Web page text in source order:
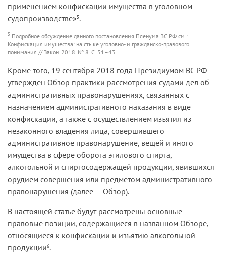
применением конфискации имущества в уголовном
судопроизводстве»5.
5 Подробное обсуждение данного постановления Пленума ВС РФ см.:
Конфискация имущества: на стыке уголовно- и гражданско-правового
понимания // Закон. 2018. № 8. С. 31–43.
Кроме того, 19 сентября 2018 года Президиумом ВС РФ
утвержден Обзор практики рассмотрения судами дел об
административных правонарушениях, связанных с
назначением административного наказания в виде
конфискации, а также с осуществлением изъятия из
незаконного владения лица, совершившего
административное правонарушение, вещей и иного
имущества в сфере оборота этилового спирта,
алкогольной и спиртосодержащей продукции, явившихся
орудием совершения или предметом административного
правонарушения (далее — Обзор).
В настоящей статье будут рассмотрены основные
правовые позиции, содержащиеся в названном Обзоре,
относящиеся к конфискации и изъятию алкогольной
продукции6.